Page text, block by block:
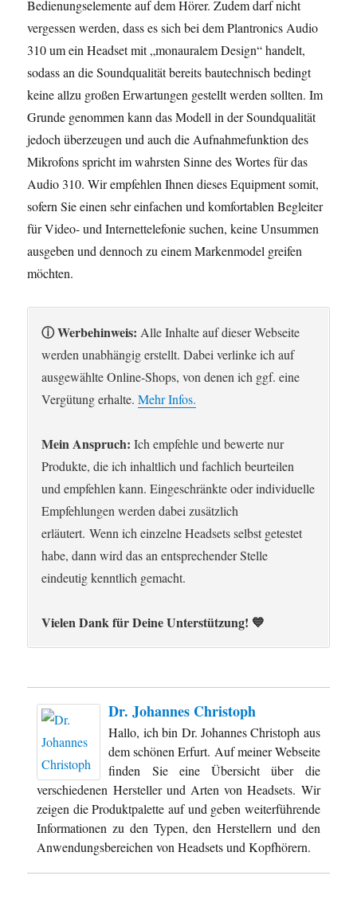
Bedienungselemente auf dem Hörer. Zudem darf nicht
vergessen werden, dass es sich bei dem Plantronics Audio
310 um ein Headset mit „monauralem Design“ handelt,
sodass an die Soundqualität bereits bautechnisch bedingt
keine allzu großen Erwartungen gestellt werden sollten. Im
Grunde genommen kann das Modell in der Soundqualität
jedoch überzeugen und auch die Aufnahmefunktion des
Mikrofons spricht im wahrsten Sinne des Wortes für das
Audio 310. Wir empfehlen Ihnen dieses Equipment somit,
sofern Sie einen sehr einfachen und komfortablen Begleiter
für Video- und Internettelefonie suchen, keine Unsummen
ausgeben und dennoch zu einem Markenmodel greifen
möchten.
ⓘ Werbehinweis: Alle Inhalte auf dieser Webseite
werden unabhängig erstellt. Dabei verlinke ich auf
ausgewählte Online-Shops, von denen ich ggf. eine
Vergütung erhalte.Mehr Infos.
Mein Anspruch: Ich empfehle und bewerte nur
Produkte, die ich inhaltlich und fachlich beurteilen
und empfehlen kann. Eingeschränkte oder individuelle
Empfehlungen werden dabei zusätzlich
erläutert. Wenn ich einzelne Headsets selbst getestet
habe, dann wird das an entsprechender Stelle
eindeutig kenntlich gemacht.
Vielen Dank für Deine Unterstützung! 💙
Dr. Johannes Christoph
Hallo, ich bin Dr. Johannes Christoph aus
dem schönen Erfurt. Auf meiner Webseite
finden Sie eine Übersicht über die
verschiedenen Hersteller und Arten von Headsets. Wir
zeigen die Produktpalette auf und geben weiterführende
Informationen zu den Typen, den Herstellern und den
Anwendungsbereichen von Headsets und Kopfhörern.